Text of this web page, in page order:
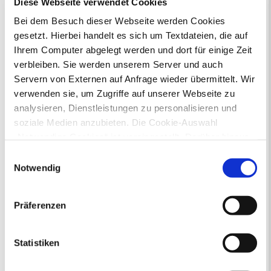
Bei dem Besuch dieser Webseite werden Cookies
gesetzt. Hierbei handelt es sich um Textdateien, die auf
Ihrem Computer abgelegt werden und dort für einige Zeit
verbleiben. Sie werden unserem Server und auch
Servern von Externen auf Anfrage wieder übermittelt. Wir
verwenden sie, um Zugriffe auf unserer Webseite zu
analysieren, Dienstleistungen zu personalisieren und
soziale Medien anzubieten. Die Cookie-Auswahl
Drittländern (USA) mit unzureichendem
Datenschutzniveau verarbeiten. Es besteht die Gefahr,
dass diese zu Kontroll- und Überwachungszwecken von
anderen missbraucht werden, ohne dass Sie sich mit
Arten von Cookies genau gesetzt werden, wie lang sie
gespeichert werden, von wem sie gesetzt wurden und
Notwendig
Präferenzen
Statistiken
24 25 26 27 28 29
Veranstaltungskategorie
Bürgerbeteiligung
Stadtverwaltung
Bauleitplanung: Für Bürger*innen gibt
Flächennutzungsplan zu beteiligen.